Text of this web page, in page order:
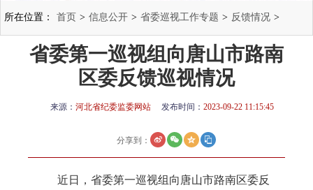
所在位置： 首页 > 信息公开 > 省委巡视工作专题 > 反馈情况 >
省委第一巡视组向唐山市路南
区委反馈巡视情况
来源： 河北省纪委监委网站 发布时间： 2023-09-22 11:15:45
分享到：
近日，省委第一巡视组向唐山市路南区委反